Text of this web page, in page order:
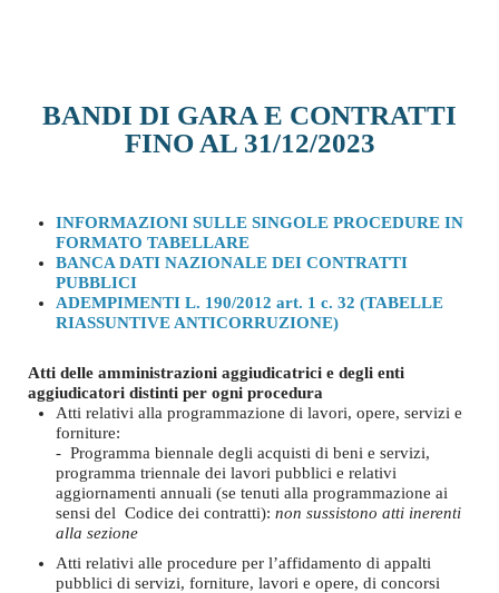
BANDI DI GARA E CONTRATTI
FINO AL 31/12/2023
INFORMAZIONI SULLE SINGOLE PROCEDURE IN
FORMATO TABELLARE
BANCA DATI NAZIONALE DEI CONTRATTI
PUBBLICI
ADEMPIMENTI L. 190/2012 art. 1 c. 32 (TABELLE
RIASSUNTIVE ANTICORRUZIONE)
Atti delle amministrazioni aggiudicatrici e degli enti
aggiudicatori distinti per ogni procedura
Atti relativi alla programmazione di lavori, opere, servizi e
forniture:
- Programma biennale degli acquisti di beni e servizi,
programma triennale dei lavori pubblici e relativi
aggiornamenti annuali (se tenuti alla programmazione ai
sensi del Codice dei contratti): non sussistono atti inerenti
alla sezione
Atti relativi alle procedure per l’affidamento di appalti
pubblici di servizi, forniture, lavori e opere, di concorsi